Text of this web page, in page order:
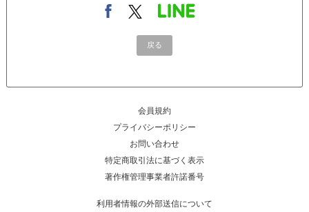
戻る
会員規約
プライバシーポリシー
お問い合わせ
特定商取引法に基づく表示
著作権管理事業者許諾番号
利用者情報の外部送信について